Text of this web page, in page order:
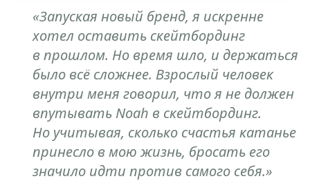
«Запуская новый бренд, я искренне
хотел оставить скейтбординг
в прошлом. Но время шло, и держаться
было всё сложнее. Взрослый человек
внутри меня говорил, что я не должен
впутывать Noah в скейтбординг.
Но учитывая, сколько счастья катанье
принесло в мою жизнь, бросать его
значило идти против самого себя.»